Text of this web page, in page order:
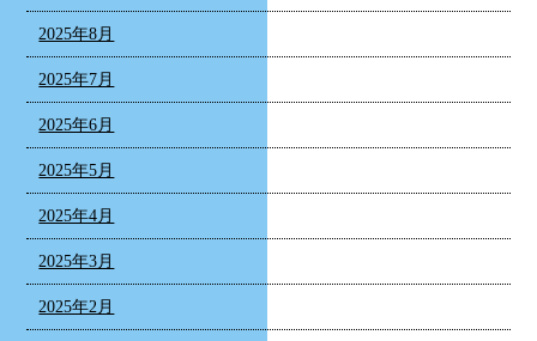
2025年8月
2025年7月
2025年6月
2025年5月
2025年4月
2025年3月
2025年2月